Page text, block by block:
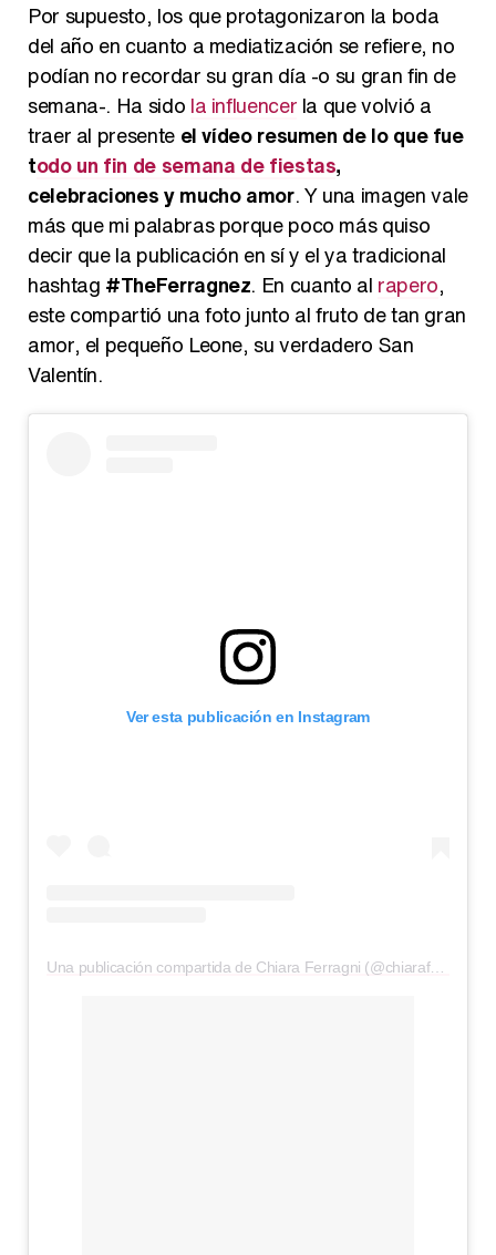
Por supuesto, los que protagonizaron la boda
del año en cuanto a mediatización se refiere, no
podían no recordar su gran día -o su gran fin de
semana-. Ha sido la influencer la que volvió a
traer al presente el vídeo resumen de lo que fue
todo un fin de semana de fiestas,
celebraciones y mucho amor. Y una imagen vale
más que mi palabras porque poco más quiso
decir que la publicación en sí y el ya tradicional
hashtag #TheFerragnez. En cuanto al rapero,
este compartió una foto junto al fruto de tan gran
amor, el pequeño Leone, su verdadero San
Valentín.
Ver esta publicación en Instagram
Una publicación compartida de Chiara Ferragni (@chiaraferragni)